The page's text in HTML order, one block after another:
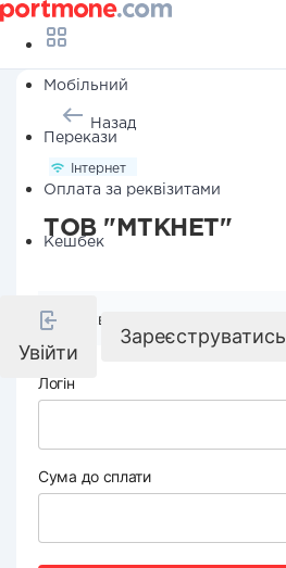
Мобільний
Перекази
Оплата за реквізитами
Кешбек
Увійти
Зареєструватись
Назад
Інтернет
ТОВ "МТКНЕТ"
Реквізити компанії
Логін
Сума до сплати